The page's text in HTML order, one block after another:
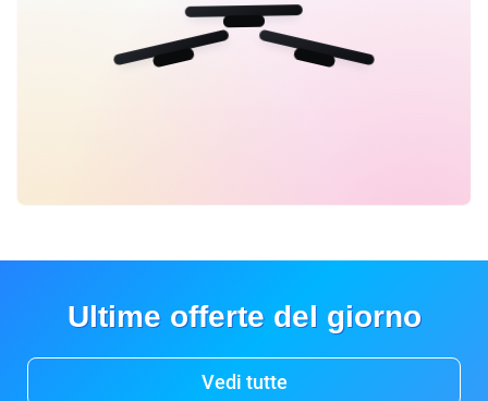
Ultime offerte del giorno
Vedi tutte